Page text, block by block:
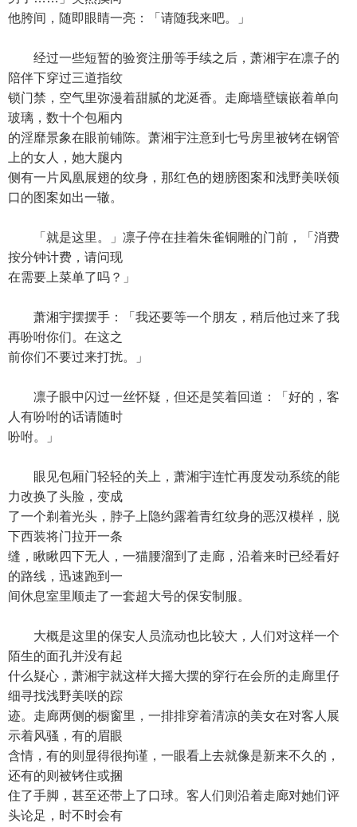
他胯间，随即眼睛一亮：「请随我来吧。」
经过一些短暂的验资注册等手续之后，萧湘宇在凛子的
陪伴下穿过三道指纹
锁门禁，空气里弥漫着甜腻的龙涎香。走廊墙壁镶嵌着单向
玻璃，数十个包厢内
的淫靡景象在眼前铺陈。萧湘宇注意到七号房里被铐在钢管
上的女人，她大腿内
侧有一片凤凰展翅的纹身，那红色的翅膀图案和浅野美咲领
口的图案如出一辙。
「就是这里。」凛子停在挂着朱雀铜雕的门前，「消费
按分钟计费，请问现
在需要上菜单了吗？」
萧湘宇摆摆手：「我还要等一个朋友，稍后他过来了我
再吩咐你们。在这之
前你们不要过来打扰。」
凛子眼中闪过一丝怀疑，但还是笑着回道：「好的，客
人有吩咐的话请随时
吩咐。」
眼见包厢门轻轻的关上，萧湘宇连忙再度发动系统的能
力改换了头脸，变成
了一个剃着光头，脖子上隐约露着青红纹身的恶汉模样，脱
下西装将门拉开一条
缝，瞅瞅四下无人，一猫腰溜到了走廊，沿着来时已经看好
的路线，迅速跑到一
间休息室里顺走了一套超大号的保安制服。
大概是这里的保安人员流动也比较大，人们对这样一个
陌生的面孔并没有起
什么疑心，萧湘宇就这样大摇大摆的穿行在会所的走廊里仔
细寻找浅野美咲的踪
迹。走廊两侧的橱窗里，一排排穿着清凉的美女在对客人展
示着风骚，有的眉眼
含情，有的则显得很拘谨，一眼看上去就像是新来不久的，
还有的则被铐住或捆
住了手脚，甚至还带上了口球。客人们则沿着走廊对她们评
头论足，时不时会有